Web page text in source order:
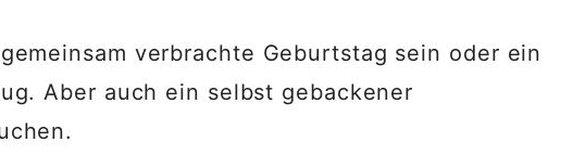
verbrachte Geburtstag sein oder ein
Aber auch ein selbst gebackener